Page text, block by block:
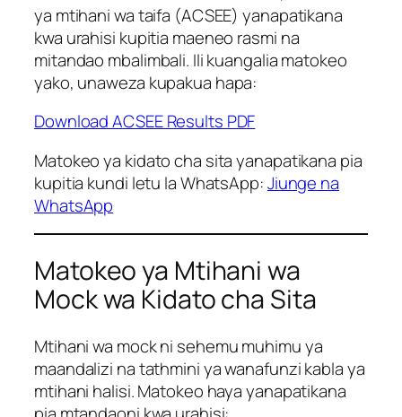
ya mtihani wa taifa (ACSEE) yanapatikana
kwa urahisi kupitia maeneo rasmi na
mitandao mbalimbali. Ili kuangalia matokeo
yako, unaweza kupakua hapa:
Download ACSEE Results PDF
Matokeo ya kidato cha sita yanapatikana pia
kupitia kundi letu la WhatsApp:Jiunge na
WhatsApp
Matokeo ya Mtihani wa
Mock wa Kidato cha Sita
Mtihani wa mock ni sehemu muhimu ya
maandalizi na tathmini ya wanafunzi kabla ya
mtihani halisi. Matokeo haya yanapatikana